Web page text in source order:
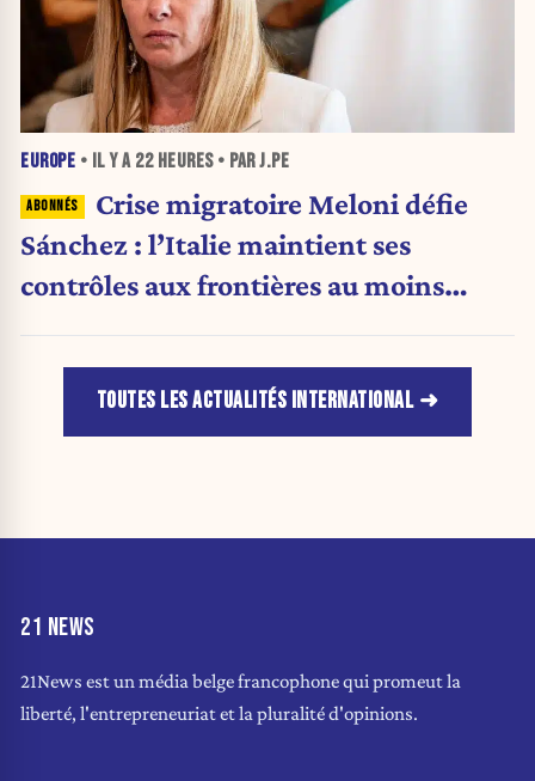
EUROPE • IL Y A 22 HEURES• PAR J.PE
Crise migratoire Meloni défie
Sánchez : l’Italie maintient ses
contrôles aux frontières au moins
TOUTES LES ACTUALITÉS INTERNATIONAL
21 NEWS
21News est un média belge francophone qui promeut la
liberté, l'entrepreneuriat et la pluralité d'opinions.